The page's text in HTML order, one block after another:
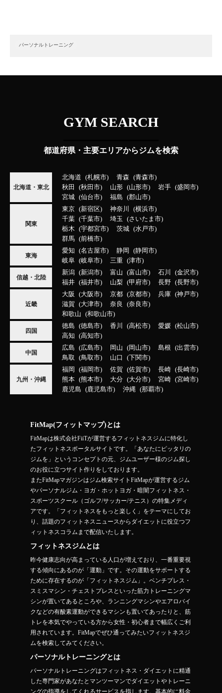
パーソナルトレーニング
GYM SEARCH
都道府県・主要エリアからジムを検索
北海道・東北
北海道 札幌市 青森
青森市
秋田
秋田市 山形 山形市 岩手
盛岡市
宮城
仙台市 福島 郡山市
関東
東京 新宿区 神奈川
横浜市
千葉
千葉市 埼玉
さいたま市
栃木
宇都宮市 茨城
水戸市
群馬
前橋市
東海
愛知 名古屋市 静岡
静岡市
岐阜
岐阜市 三重 津市
信越・北陸
新潟 新潟市 富山 富山市 石川
金沢市
福井
福井市 山梨 甲府市 長野 長野市
近畿
大阪 大阪市 京都 京都市 兵庫
神戸市
滋賀
大津市 奈良
奈良市
和歌山
和歌山市
四国
徳島 徳島市 香川 高松市 愛媛
松山市
高知
高知市
中国
広島 広島市 岡山 岡山市 島根
出雲市
鳥取
鳥取市 山口 下関市
九州・沖縄
福岡 福岡市 佐賀 佐賀市 長崎
長崎市
熊本
熊本市 大分 大分市 宮崎
宮崎市
鹿児島
鹿児島市 沖縄 那覇市
FitMap(フィットマップ)とは
FitMapは株式会社FiiTが運営するフィットネスジムに特化し
たフィットネスポータルサイトです。「あなたにピッタリの
ジムを」というコンセプトの元、ジムユーザー様のジム探し
のお役に立つサイト作りをしております。
またFitMapマガジンはジム検索サイトFitMapが運営するジム
やパーソナルジム・ヨガ・ホットヨガ・暗闇フィットネス・
スポーツスクール（ゴルフ/サッカー/テニス）の特集メディ
アです。「フィットネスをもっと楽しく」をテーマにしてお
り、話題のフィットネスニュースからダイエットに役立つフ
ィットネスコラムまで配信いたします。
フィットネスジムとは
昨今健康志向が高まっている人口が増えており、一番重要視
する傾向にあるのが「運動」です。その運動をサポートする
ために存在するのが「フィットネスジム」。ベンチプレス・
スミスマシン・チェストプレスといった筋力トレーニングマ
シンが置いてあるところや、ランニングマシンやエアロバイ
クなどの有酸素運動ができるマシンも置いてあったりと、筋
トレを本気でやっている方から女性・初心者まで幅広くご利
用されています。FitMapでぜひ通ってみたいフィットネスジ
ムを検索してみてください。
パーソナルトレーニングとは
パーソナルトレーニングはフィットネス・ダイエットに精通
した専門家があなたとマンツーマンでダイエットやトレーニ
ングの指導をしてくれるサービスを指します。基本的に料金